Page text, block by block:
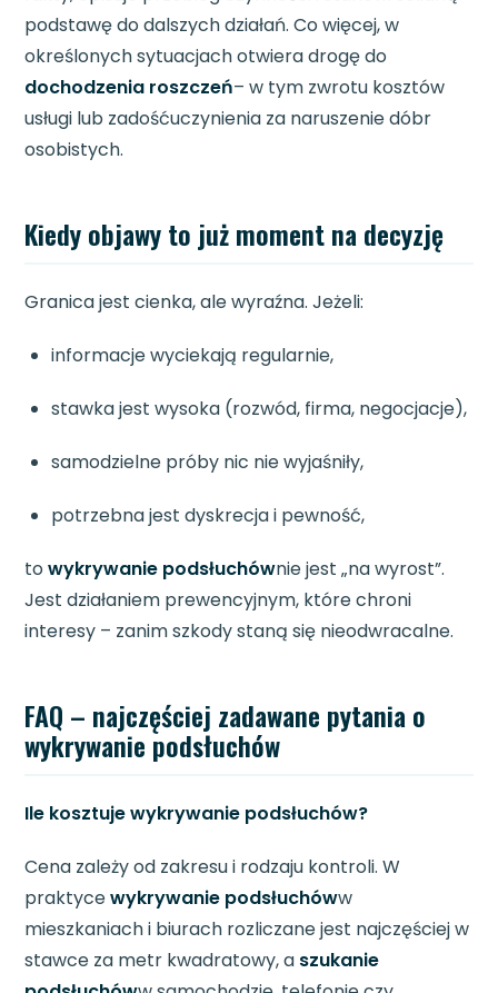
podstawę do dalszych działań. Co więcej, w
określonych sytuacjach otwiera drogę do
dochodzenia roszczeń– w tym zwrotu kosztów
usługi lub zadośćuczynienia za naruszenie dóbr
osobistych.
Kiedy objawy to już moment na decyzję
Granica jest cienka, ale wyraźna. Jeżeli:
informacje wyciekają regularnie,
stawka jest wysoka (rozwód, firma, negocjacje),
samodzielne próby nic nie wyjaśniły,
potrzebna jest dyskrecja i pewność,
towykrywanie podsłuchównie jest „na wyrost”.
Jest działaniem prewencyjnym, które chroni
interesy – zanim szkody staną się nieodwracalne.
FAQ – najczęściej zadawane pytania o
wykrywanie podsłuchów
Ile kosztuje wykrywanie podsłuchów?
Cena zależy od zakresu i rodzaju kontroli. W
praktycewykrywanie podsłuchóww
mieszkaniach i biurach rozliczane jest najczęściej w
stawce za metr kwadratowy, a szukanie